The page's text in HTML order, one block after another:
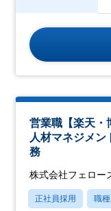
営業職【楽天・
人材マネジメ
務
株式会社フェロー
正社員採用 職